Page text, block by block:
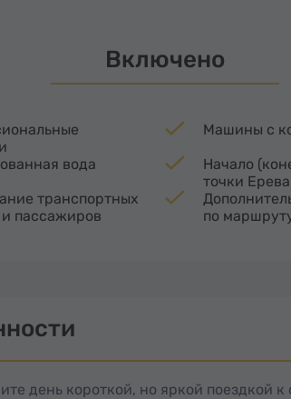
Включено
Машины с
вода
Начало
точки
транспортных
пассажиров
по
день короткой, но яркой поездкой